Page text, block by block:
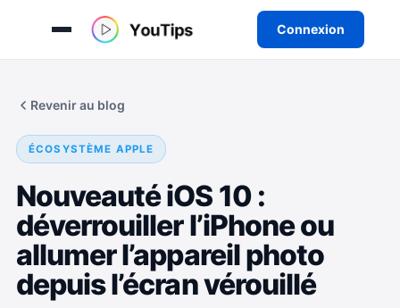
Connexion
Revenir au blog
ÉCOSYSTÈME APPLE
Nouveauté iOS 10 :
déverrouiller l’iPhone ou
allumer l’appareil photo
depuis l’écran vérouillé